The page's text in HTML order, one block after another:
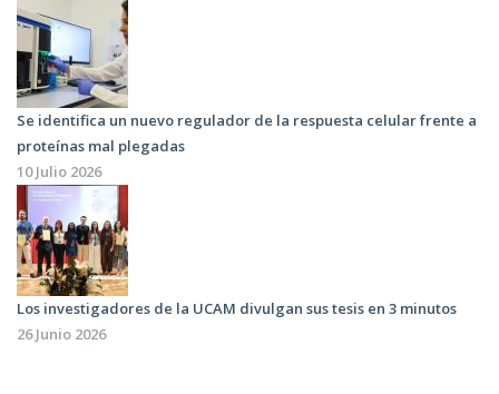
Se identifica un nuevo regulador de la respuesta celular frente a
proteínas mal plegadas
10 Julio 2026
Los investigadores de la UCAM divulgan sus tesis en 3 minutos
26 Junio 2026